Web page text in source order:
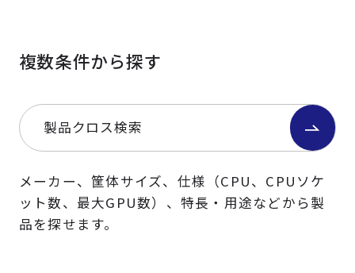
複数条件から探す
製品クロス検索
メーカー、筐体サイズ、仕様（CPU、CPUソケ
ット数、最大GPU数）、特長・用途などから製
品を探せます。